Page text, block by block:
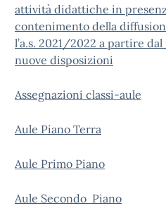
attività didattiche in
contenimento della
l’a.s. 2021/2022 a partire
nuove disposizioni
Assegnazioni classi-aule
Aule Piano Terra
Aule Primo Piano
Aule Secondo Piano